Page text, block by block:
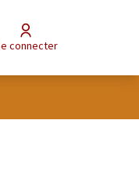
Se connecter